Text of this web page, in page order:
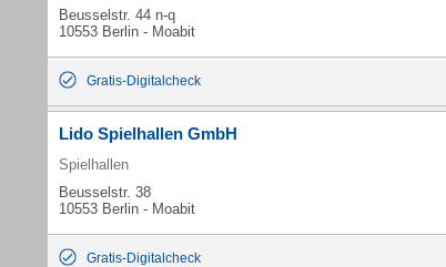
Beusselstr. 44 n-q
10553 Berlin - Moabit
Gratis-Digitalcheck
Lido Spielhallen GmbH
Spielhallen
Beusselstr. 38
10553 Berlin - Moabit
Gratis-Digitalcheck